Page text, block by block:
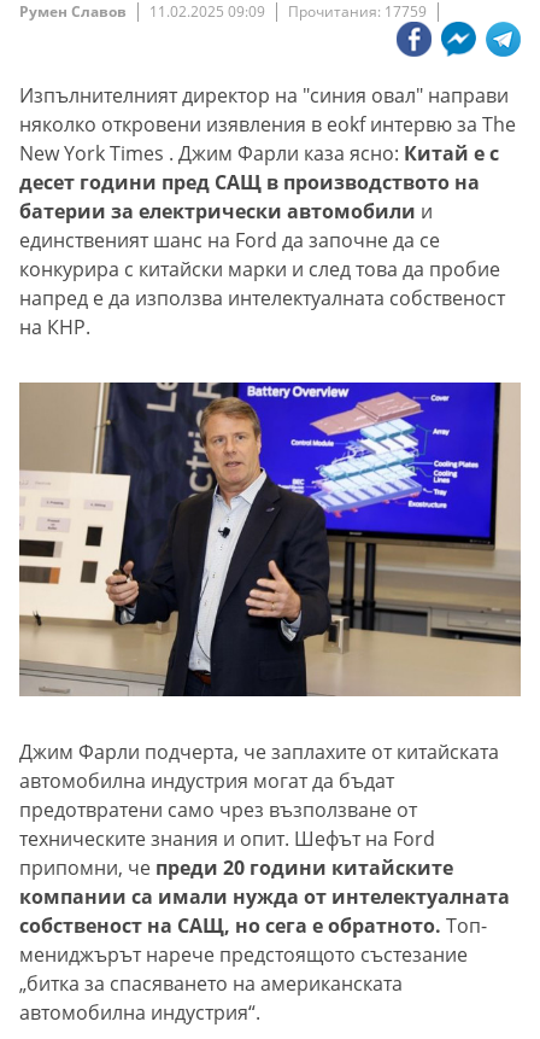
Румен Славов 11.02.2025 09:09 Прочитания: 17759
Изпълнителният директор на "синия овал" направи
няколко откровени изявления в eokf интервю за The
New York Times . Джим Фарли каза ясно: Китай е с
десет години пред САЩ в производството на
батерии за електрически автомобили и
единственият шанс на Ford да започне да се
конкурира с китайски марки и след това да пробие
напред е да използва интелектуалната собственост
на КНР.
Джим Фарли подчерта, че заплахите от китайската
автомобилна индустрия могат да бъдат
предотвратени само чрез възползване от
техническите знания и опит. Шефът на Ford
припомни, че преди 20 години китайските
компании са имали нужда от интелектуалната
собственост на САЩ, но сега е обратното. Топ-
мениджърът нарече предстоящото състезание
„битка за спасяването на американската
автомобилна индустрия“.